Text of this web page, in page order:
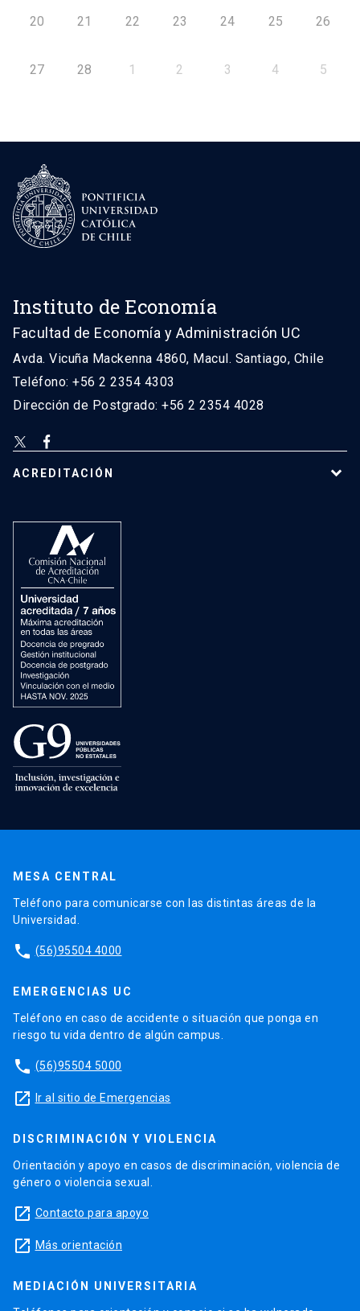
20 21 22 23 24 25 26
27 28 1 2 3 4 5
Instituto de Economía
Facultad de Economía y Administración UC
Avda. Vicuña Mackenna 4860, Macul. Santiago, Chile
Teléfono: +56 2 2354 4303
Dirección de Postgrado: +56 2 2354 4028
ACREDITACIÓN
MESA CENTRAL
Teléfono para comunicarse con las distintas áreas de la
Universidad.
phone (56)95504 4000
EMERGENCIAS UC
Teléfono en caso de accidente o situación que ponga en
riesgo tu vida dentro de algún campus.
phone (56)95504 5000
launch Ir al sitio de Emergencias
DISCRIMINACIÓN Y VIOLENCIA
Orientación y apoyo en casos de discriminación, violencia de
género o violencia sexual.
launch Contacto para apoyo
launch Más orientación
MEDIACIÓN UNIVERSITARIA